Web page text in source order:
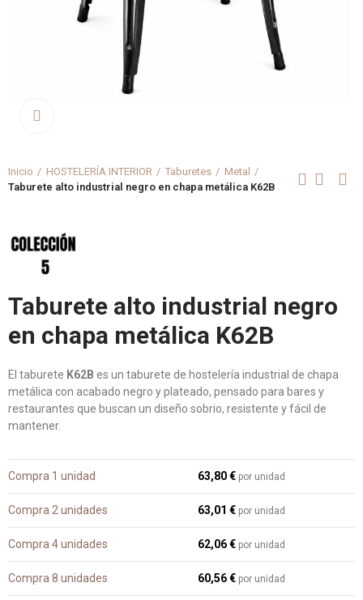
Inicio HOSTELERÍA INTERIOR Taburetes
Metal
Taburete alto industrial negro en chapa metálica K62B
Taburete alto industrial negro
en chapa metálica K62B
El taburete K62B es un taburete de hostelería industrial de chapa
metálica con acabado negro y plateado, pensado para bares y
restaurantes que buscan un diseño sobrio, resistente y fácil de
mantener.
Compra 1 unidad 63,80 € por unidad
Compra 2 unidades 63,01 € por unidad
Compra 4 unidades 62,06 € por unidad
Compra 8 unidades 60,56 € por unidad